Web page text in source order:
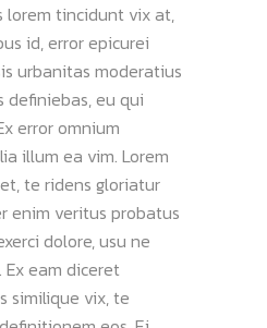
lorem tincidunt vix at,
id, error epicurei
urbanitas moderatius
definiebas, eu qui
error omnium
illum ea vim. Lorem
te ridens gloriatur
enim veritus probatus
dolore, usu ne
eam diceret
similique vix, te